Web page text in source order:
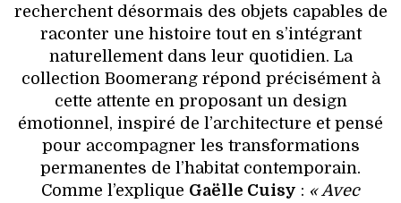
recherchent désormais des objets capables de
raconter une histoire tout en s’intégrant
naturellement dans leur quotidien. La
collection Boomerang répond précisément à
cette attente en proposant un design
émotionnel, inspiré de l’architecture et pensé
pour accompagner les transformations
permanentes de l’habitat contemporain.
Comme l’explique Gaëlle Cuisy : « Avec